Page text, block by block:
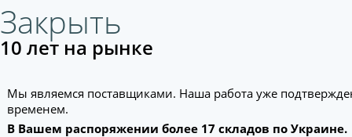
Закрыть
10 лет на рынке
Мы являемся поставщиками. Наша работа уже
временем.
В Вашем распоряжении более 17 складов по Украине.